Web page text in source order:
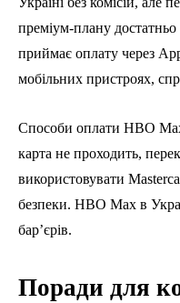
преміум-плану
приймає оплату через
мобільних пристроях,
Способи оплати HBO
карта не проходить,
використовувати
безпеки. HBO Max в
бар’єрів.
Поради для